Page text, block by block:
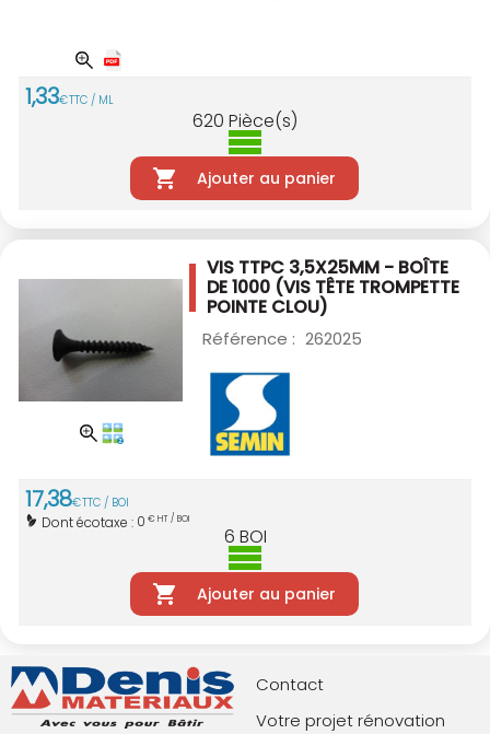
1,33€TTC / ML
620 Pièce(s)
Ajouter au panier
VIS TTPC 3,5X25MM - BOÎTE
DE 1000 (VIS TÊTE TROMPETTE
POINTE CLOU)
Référence : 262025
17,38€TTC / BOI
Dont écotaxe : 0 € HT / BOI
6 BOI
Ajouter au panier
Contact
Votre projet rénovation